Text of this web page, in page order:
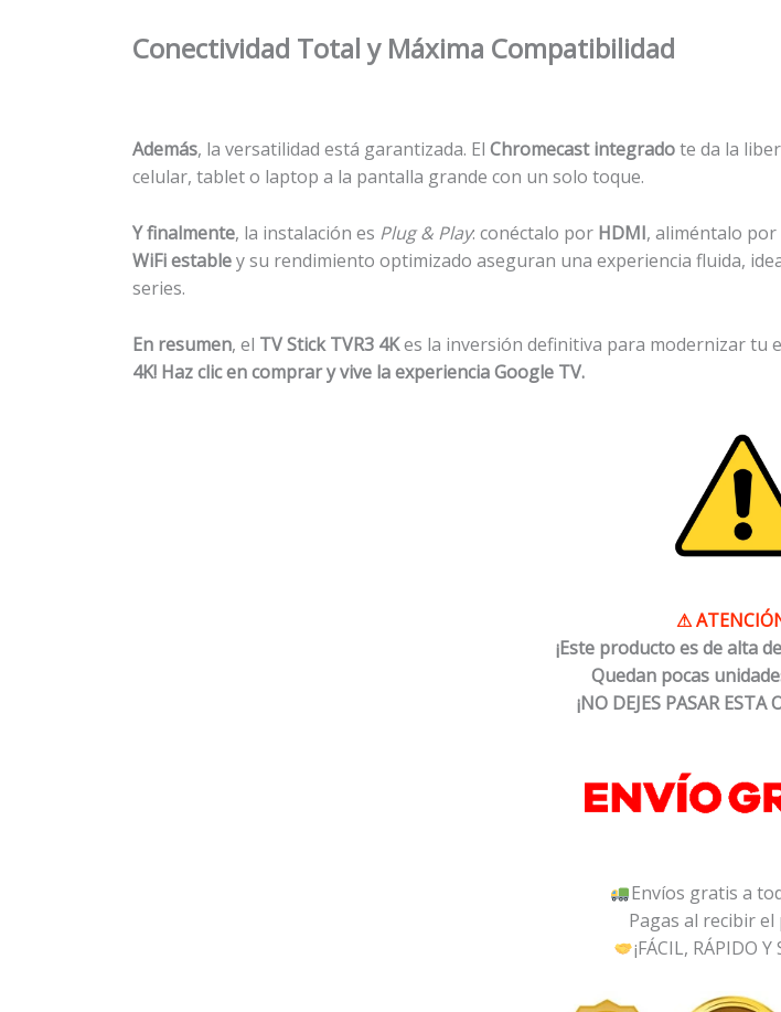
Conectividad Total y Máxima Compatibilidad
Además, la versatilidad está garantizada. El Chromecast integradote da la
celular, tablet o laptop a la pantalla grande con un solo toque.
Y finalmente, la instalación es Plug & Play: conéctalo por HDMI, aliméntalo por
WiFi establey su rendimiento optimizado aseguran una experiencia fluida,
series.
En resumen, el TV Stick TVR3 4Kes la inversión definitiva para modernizar tu
4K! Haz clic en comprar y vive la experiencia Google TV.
⚠
¡Este producto es de alta
Quedan pocas
¡NO DEJES PASAR
Envíos gratis a
Pagas al recibir
¡FÁCIL, RÁPIDO Y